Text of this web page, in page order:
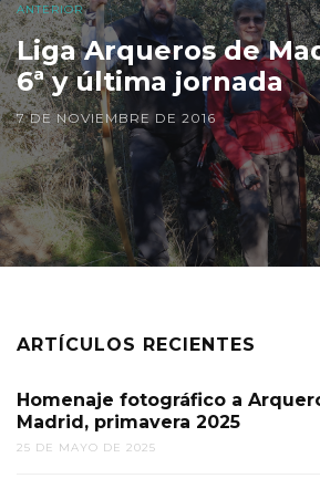
ANTERIOR
Liga Arqueros de
6ª y última jornada
7 DE NOVIEMBRE DE 2016
ARTÍCULOS RECIENTES
Homenaje fotográfico a
Madrid, primavera 2025
25 DE MAYO DE 2025